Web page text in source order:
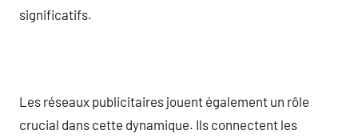
significatifs.
Les réseaux publicitaires jouent également un rôle
crucial dans cette dynamique. Ils connectent les